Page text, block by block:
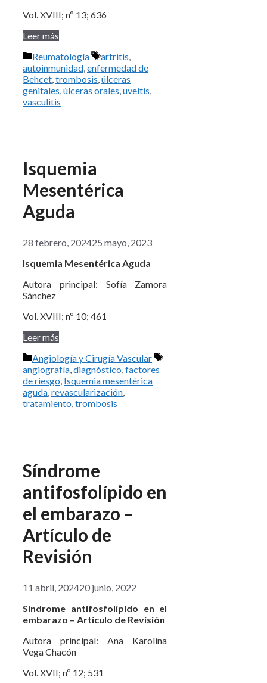
Vol. XVIII; nº 13; 636
Leer más
Categorías
Reumatología Etiquetas
artritis
autoinmunidad enfermedad de
Behcet trombosis úlceras
genitales úlceras orales uveítis
vasculitis
Isquemia
Mesentérica
Aguda
28 febrero, 202425 mayo, 2023
Isquemia Mesentérica Aguda
Autora principal: Sofía Zamora
Sánchez
Vol. XVIII; nº 10; 461
Leer más
Categorías
Angiología y Cirugía Vascular
Etiquetas
angiografía,diagnóstico,factores
de riesgo, Isquemia mesentérica
aguda,revascularización,
tratamiento,trombosis
Síndrome
antifosfolípido en
el embarazo –
Artículo de
Revisión
11 abril, 202420 junio, 2022
Síndrome antifosfolípido en el
embarazo – Artículo de Revisión
Autora principal: Ana Karolina
Vega Chacón
Vol. XVII; nº 12; 531